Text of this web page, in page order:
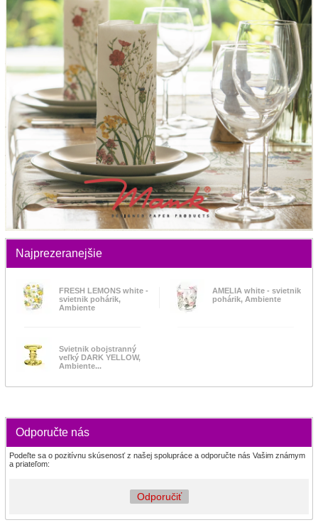
Najprezeranejšie
FRESH LEMONS white -
svietnik pohárik,
Ambiente
AMELIA white - svietnik
pohárik, Ambiente
Svietnik obojstranný
veľký DARK YELLOW,
Ambiente...
Odporučte nás
Podeľte sa o pozitívnu skúsenosť z našej spolupráce a odporučte nás Vašim známym
a priateľom:
Odporučiť